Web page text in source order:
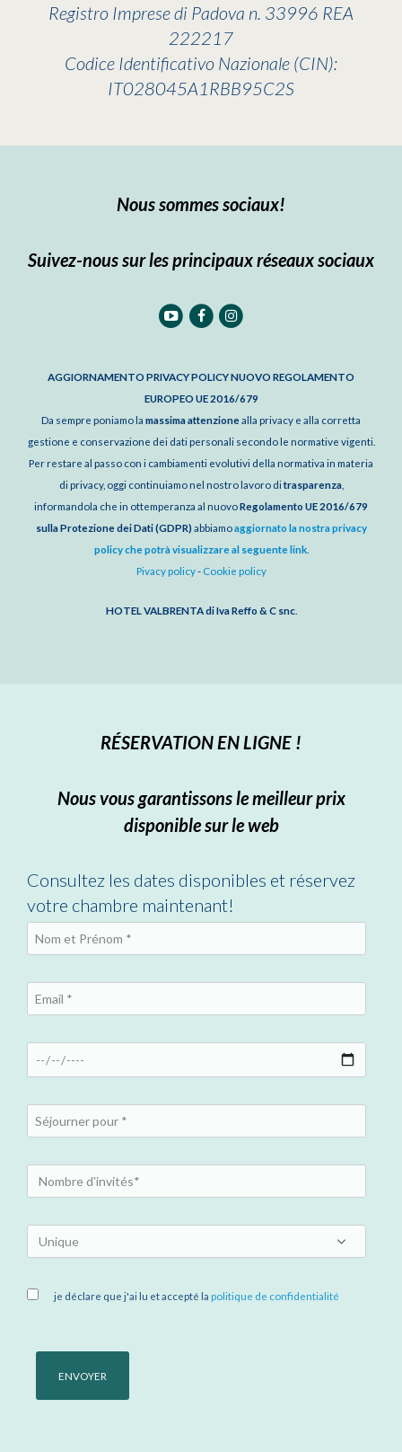
Registro Imprese di Padova n. 33996 REA
222217
Codice Identificativo Nazionale (CIN):
IT028045A1RBB95C2S
Nous sommes sociaux!
Suivez-nous sur les principaux réseaux sociaux
AGGIORNAMENTO PRIVACY POLICY NUOVO REGOLAMENTO
EUROPEO UE 2016/679
Da sempre poniamo la massima attenzionealla privacy e alla corretta
gestione e conservazione dei dati personali secondo le normative vigenti.
Per restare al passo con i cambiamenti evolutivi della normativa in materia
di privacy, oggi continuiamo nel nostro lavoro ditrasparenza,
informandola che in ottemperanza al nuovoRegolamento UE 2016/679
sulla Protezione dei Dati (GDPR)abbiamoaggiornato la nostra privacy
policy che potrà visualizzare al seguente link.
Pivacy policy- Cookie policy
HOTEL VALBRENTA di Iva Reffo & C snc.
RÉSERVATION EN LIGNE !
Nous vous garantissons le meilleur prix
disponible sur le web
Consultez les dates disponibles et réservez
votre chambre maintenant!
je déclare que j'ai lu et accepté la politique de confidentialité